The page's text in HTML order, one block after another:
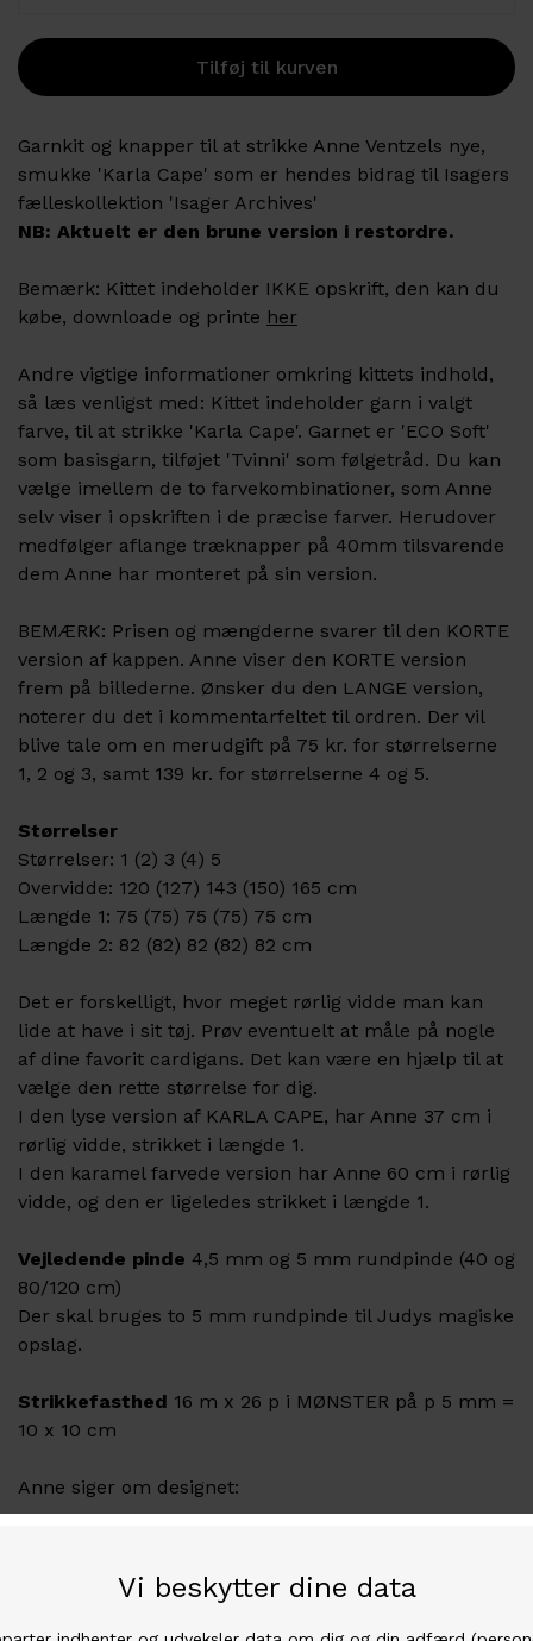
Garnkit og knapper til at strikke Anne Ventzels nye,
smukke 'Karla Cape' som er hendes bidrag til Isagers
fælleskollektion 'Isager Archives'
NB: Aktuelt er den brune version i restordre.
Bemærk: Kittet indeholder IKKE opskrift, den kan du
købe, downloade og printe her
Andre vigtige informationer omkring kittets indhold,
så læs venligst med: Kittet indeholder garn i valgt
farve, til at strikke 'Karla Cape'. Garnet er 'ECO Soft'
som basisgarn, tilføjet 'Tvinni' som følgetråd. Du kan
vælge imellem de to farvekombinationer, som Anne
selv viser i opskriften i de præcise farver. Herudover
medfølger aflange træknapper på 40mm tilsvarende
dem Anne har monteret på sin version.
BEMÆRK: Prisen og mængderne svarer til den KORTE
version af kappen. Anne viser den KORTE version
frem på billederne. Ønsker du den LANGE version,
noterer du det i kommentarfeltet til ordren. Der vil
blive tale om en merudgift på 75 kr. for størrelserne
1, 2 og 3, samt 139 kr. for størrelserne 4 og 5.
Størrelser
Størrelser: 1 (2) 3 (4) 5
Overvidde: 120 (127) 143 (150) 165 cm
Længde 1: 75 (75) 75 (75) 75 cm
Længde 2: 82 (82) 82 (82) 82 cm
Det er forskelligt, hvor meget rørlig vidde man kan
lide at have i sit tøj. Prøv eventuelt at måle på nogle
af dine favorit cardigans. Det kan være en hjælp til at
vælge den rette størrelse for dig.
I den lyse version af KARLA CAPE, har Anne 37 cm i
rørlig vidde, strikket i længde 1.
I den karamel farvede version har Anne 60 cm i rørlig
vidde, og den er ligeledes strikket i længde 1.
Vejledende pinde 4,5 mm og 5 mm rundpinde (40 og
80/120 cm)
Der skal bruges to 5 mm rundpinde til Judys magiske
opslag.
Strikkefasthed 16 m x 26 p i MØNSTER på p 5 mm =
10 x 10 cm
Anne siger om designet:
strikkeopskrifter fra 50erne, 60erne og 70erne.
Den specifikke opskrift jeg har taget
udgangspunkt i, hedder Brikker, og er en kappe